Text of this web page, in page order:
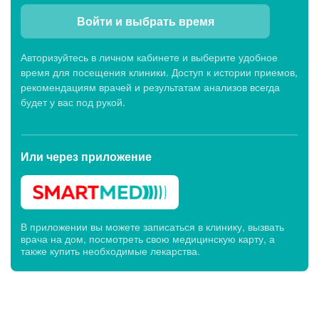
Показать еще (5)
Клиники первичного приема
27
Будни: c 07:00 до 20:00, Сб: c 07:00 до 19:00,
Клиника МЕДСИ-ДИАЛАЙН, ул. Германа Титова,
10Б
Войти и выбрать время
Авторизуйтесь в личном кабинете и выберите удобное
время для посещения клиники. Доступ к истории приемов,
рекомендациям врачей и результатам анализов всегда
будет у вас под рукой.
Или через приложение
В приложении вы можете записаться в клинику, вызвать
врача на дом, посмотреть свою медицинскую карту, а
также купить необходимые лекарства.